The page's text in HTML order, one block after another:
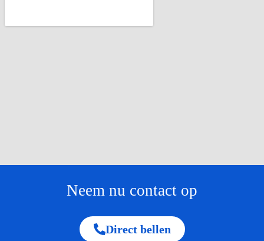
Neem nu contact op
Direct bellen